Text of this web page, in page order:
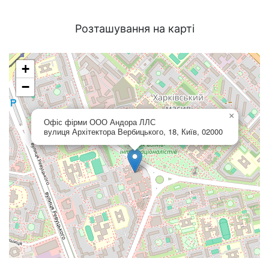
Розташування на карті
Офіс фірми ООО Андора ЛЛС
вулиця Архітектора Вербицького, 18, Київ, 02000
×
+
−